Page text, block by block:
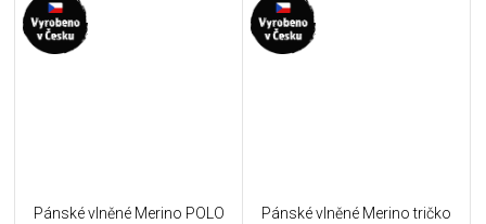
Pánské vlněné Merino POLO
Pánské vlněné Merino tričko